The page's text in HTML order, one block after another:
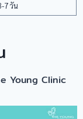
7 วัน
Young Clinic